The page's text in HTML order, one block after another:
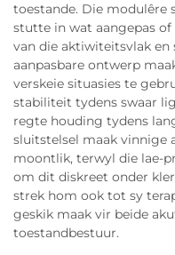
toestande. Die modulêre
stutte in wat aangepas
van die aktiwiteitsvlak en
aanpasbare ontwerp
verskeie situasies te
stabiliteit tydens swaar
regte houding tydens
sluitstelsel maak vinnige
moontlik, terwyl die lae-
om dit diskreet onder
strek hom ook tot sy
geskik maak vir beide
toestandbestuur.